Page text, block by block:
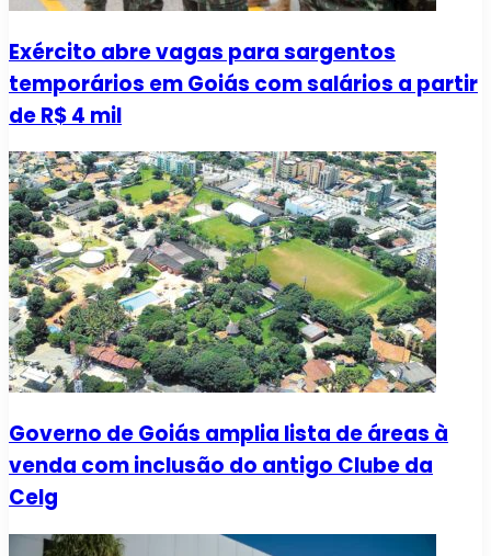
Exército abre vagas para sargentos
temporários em Goiás com salários a partir
de R$ 4 mil
Governo de Goiás amplia lista de áreas à
venda com inclusão do antigo Clube da
Celg